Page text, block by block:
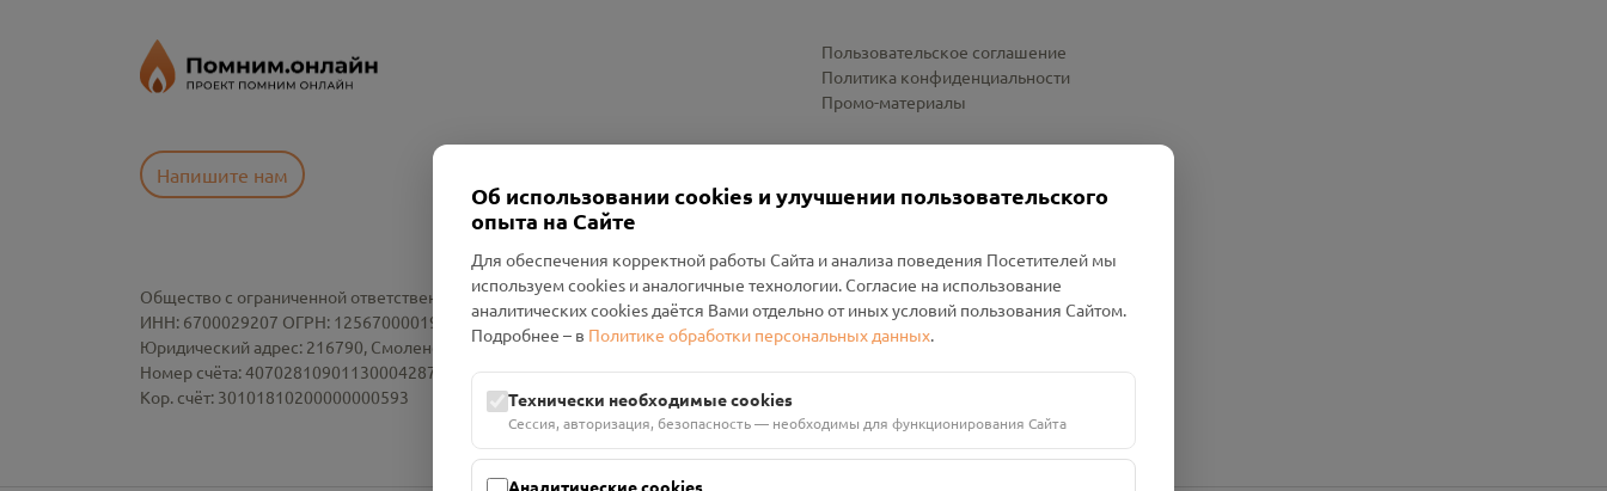
Напишите нам
Пользовательское соглашение
Политика конфиденциальности
Промо-материалы
Общество с ограниченной ответственностью «Смоленский Проект Помним»
ИНН: 6700029207 ОГРН: 1256700001986
Юридический адрес: 216790, Смоленская область, р-н Руднянский, г. Рудня, улица Западная, д. 26А, пом. 18
Номер счёта: 40702810901130004287 в АО "АЛЬФА-БАНК"
Кор. счёт: 30101810200000000593
Об использовании cookies и улучшении пользовательского
опыта на Сайте
Для обеспечения корректной работы Сайта и анализа поведения Посетителей мы
используем cookies и аналогичные технологии. Согласие на использование
аналитических cookies даётся Вами отдельно от иных условий пользования Сайтом.
Подробнее – в Политике обработки персональных данных.
Технически необходимые cookies
Сессия, авторизация, безопасность — необходимы для функционирования Сайта
Аналитические cookies